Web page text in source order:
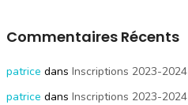
Commentaires Récents
patrice dans Inscriptions 2023-2024
patrice dans Inscriptions 2023-2024